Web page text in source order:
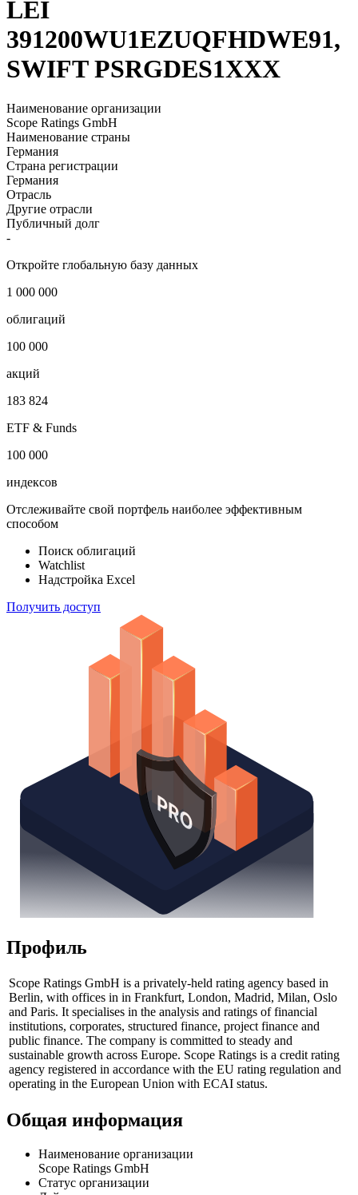
LEI
391200WU1EZUQFHDWE91,
SWIFT PSRGDES1XXX
Наименование организации
Scope Ratings GmbH
Наименование страны
Германия
Страна регистрации
Германия
Отрасль
Другие отрасли
Публичный долг
-
Откройте глобальную базу данных
1 000 000
облигаций
100 000
акций
183 824
ETF & Funds
100 000
индексов
Отслеживайте свой портфель наиболее эффективным
способом
Поиск облигаций
Watchlist
Надстройка Excel
Получить доступ
Профиль
Scope Ratings GmbH is a privately-held rating agency based in
Berlin, with offices in in Frankfurt, London, Madrid, Milan, Oslo
and Paris. It specialises in the analysis and ratings of financial
institutions, corporates, structured finance, project finance and
public finance. The company is committed to steady and
sustainable growth across Europe. Scope Ratings is a credit rating
agency registered in accordance with the EU rating regulation and
operating in the European Union with ECAI status.
Общая информация
Наименование организации
Scope Ratings GmbH
Статус организации